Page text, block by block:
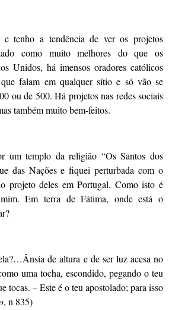
e tenho a tendência de ver os projetos
como muito melhores do que os
Unidos, há imensos oradores católicos
falam em qualquer sítio e só vão se
ou de 500. Há projetos nas redes sociais
também muito bem-feitos.
um templo da religião “Os Santos dos
das Nações e fiquei perturbada com o
projeto deles em Portugal. Como isto é
mim. Em terra de Fátima, onde está o
de altura e de ser luz acesa no
uma tocha, escondido, pegando o teu
tocas. – Este é o teu apostolado; para isso
, n 835)